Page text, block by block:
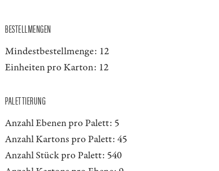
BESTELLMENGEN
Mindestbestellmenge: 12
Einheiten pro Karton: 12
PALETTIERUNG
Anzahl Ebenen pro Palett: 5
Anzahl Kartons pro Palett: 45
Anzahl Stück pro Palett: 540